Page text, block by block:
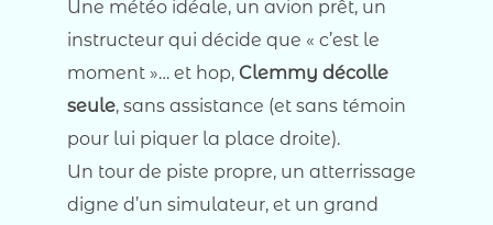
Une météo idéale, un avion prêt, un
instructeur qui décide que « c’est le
moment »… et hop,Clemmy décolle
seule, sans assistance (et sans témoin
pour lui piquer la place droite).
Un tour de piste propre, un atterrissage
digne d’un simulateur, et un grand